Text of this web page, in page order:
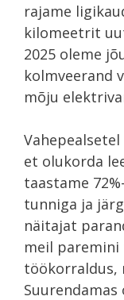
rajame
kilomeetrit
2025 oleme
kolmveerand
mõju
et olukorda
taastame
tunniga ja
näitajat
meil
töökorraldus,